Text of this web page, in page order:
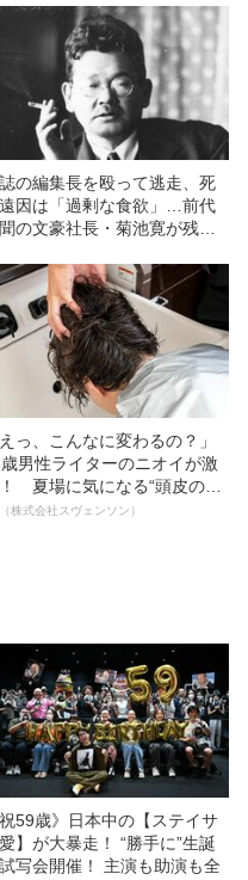
の編集長を殴って逃走、死
因は「過剰な食欲」…前代
の文豪社長・菊池寛が残し
えっ、こんなに変わるの？」
男性ライターのニオイが激
夏場に気になる“頭皮のニ
”や“ベタつき”を解消す
株式会社スヴェンソン）
祝59歳》日本中の【ステイサ
】が大暴走！ “勝手に”生誕
写会開催！ 主演も助演も全